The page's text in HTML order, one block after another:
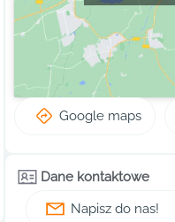
Google maps
Dane kontaktowe
Napisz do nas!